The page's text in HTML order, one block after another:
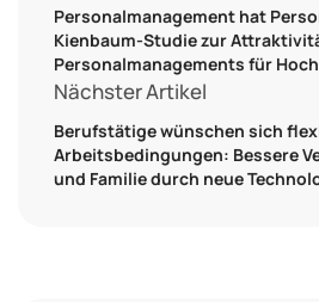
Personalmanagement hat
Kienbaum-Studie zur
Personalmanagements für
Nächster Artikel
Berufstätige wünschen sich
Arbeitsbedingungen: Bessere
und Familie durch neue